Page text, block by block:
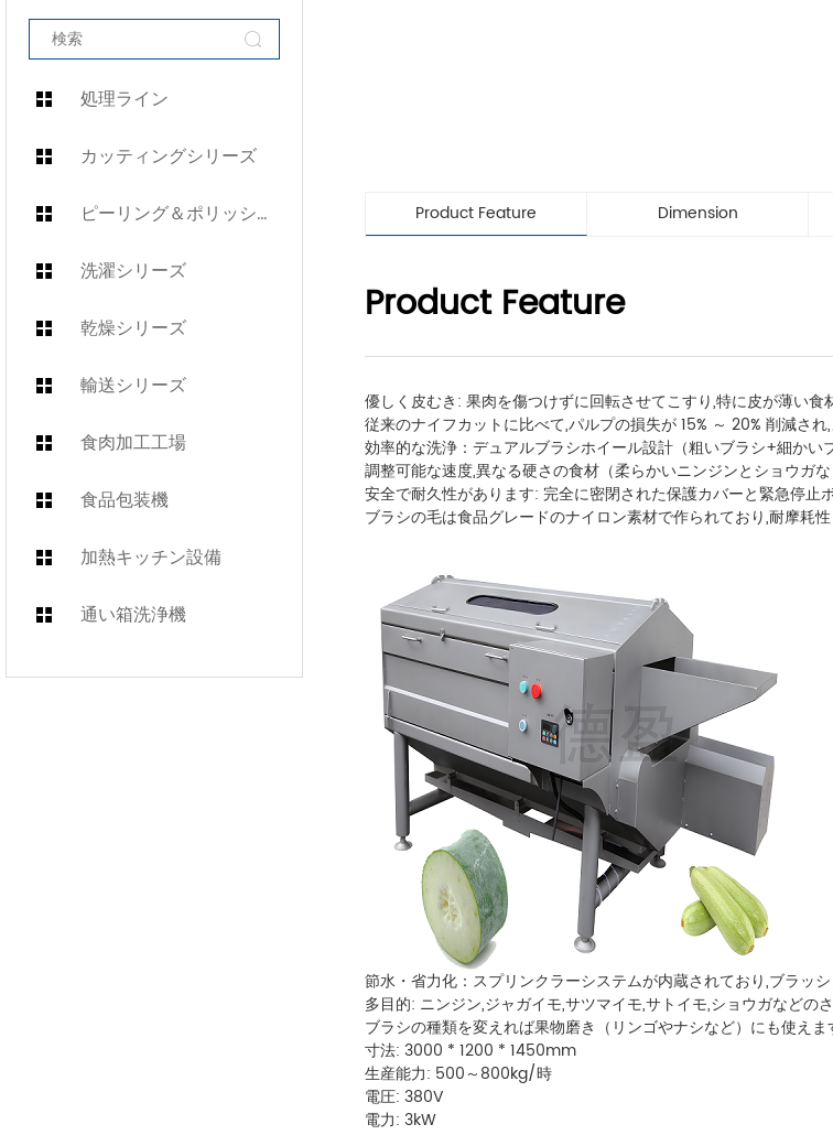
処理ライン
カッティングシリーズ
ピーリング＆ポリッシュシリーズ
洗濯シリーズ
乾燥シリーズ
輸送シリーズ
食肉加工工場
食品包装機
加熱キッチン設備
通い箱洗浄機
Product Feature Dimension
Product Feature
優しく皮むき: 果肉を傷つけずに回転させてこすり,特に皮が薄い食
従来のナイフカットに比べて,パルプの損失が 15% ～ 20% 削減され
効率的な洗浄：デュアルブラシホイール設計（粗いブラシ+細かい
調整可能な速度,異なる硬さの食材（柔らかいニンジンとショウガな
安全で耐久性があります: 完全に密閉された保護カバーと緊急停止
ブラシの毛は食品グレードのナイロン素材で作られており,耐摩耗
節水・省力化：スプリンクラーシステムが内蔵されており,ブラッ
多目的: ニンジン,ジャガイモ,サツマイモ,サトイモ,ショウガなどの
ブラシの種類を変えれば果物磨き（リンゴやナシなど）にも使えま
寸法: 3000 * 1200 * 1450mm
生産能力: 500～800kg/時
電圧: 380V
電力: 3kW